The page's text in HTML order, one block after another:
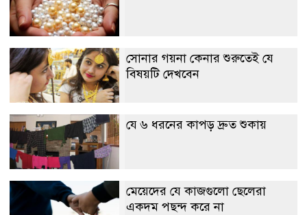
সোনার গয়না কেনার শুরুতেই যে
বিষয়টি দেখবেন
যে ৬ ধরনের কাপড় দ্রুত শুকায়
মেয়েদের যে কাজগুলো ছেলেরা
একদম পছন্দ করে না